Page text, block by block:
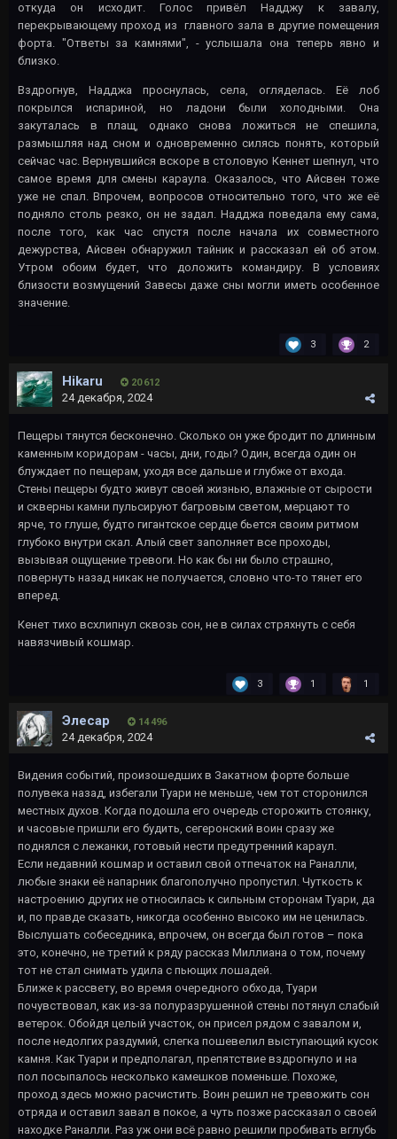
откуда он исходит. Голос привёл Надджу к завалу,
перекрывающему проход из главного зала в другие помещения
форта. "Ответы за камнями", - услышала она теперь явно и
близко.
Вздрогнув, Надджа проснулась, села, огляделась. Её лоб
покрылся испариной, но ладони были холодными. Она
закуталась в плащ, однако снова ложиться не спешила,
размышляя над сном и одновременно силясь понять, который
сейчас час. Вернувшийся вскоре в столовую Кеннет шепнул, что
самое время для смены караула. Оказалось, что Айсвен тоже
уже не спал. Впрочем, вопросов относительно того, что же её
подняло столь резко, он не задал. Надджа поведала ему сама,
после того, как час спустя после начала их совместного
дежурства, Айсвен обнаружил тайник и рассказал ей об этом.
Утром обоим будет, что доложить командиру. В условиях
близости возмущений Завесы даже сны могли иметь особенное
значение.
3 2
Hikaru 20 612
24 декабря, 2024
Пещеры тянутся бесконечно. Сколько он уже бродит по длинным
каменным коридорам - часы, дни, годы? Один, всегда один он
блуждает по пещерам, уходя все дальше и глубже от входа.
Стены пещеры будто живут своей жизнью, влажные от сырости
и скверны камни пульсируют багровым светом, мерцают то
ярче, то глуше, будто гигантское сердце бьется своим ритмом
глубоко внутри скал. Алый свет заполняет все проходы,
вызывая ощущение тревоги. Но как бы ни было страшно,
повернуть назад никак не получается, словно что-то тянет его
вперед.
Кенет тихо всхлипнул сквозь сон, не в силах стряхнуть с себя
навязчивый кошмар.
3 1 1
Элесар 14 496
24 декабря, 2024
Видения событий, произошедших в Закатном форте больше
полувека назад, избегали Туари не меньше, чем тот сторонился
местных духов. Когда подошла его очередь сторожить стоянку,
и часовые пришли его будить, сегеронский воин сразу же
поднялся с лежанки, готовый нести предутренний караул.
Если недавний кошмар и оставил свой отпечаток на Раналли,
любые знаки её напарник благополучно пропустил. Чуткость к
настроению других не относилась к сильным сторонам Туари, да
и, по правде сказать, никогда особенно высоко им не ценилась.
Выслушать собеседника, впрочем, он всегда был готов – пока
это, конечно, не третий к ряду рассказ Миллиана о том, почему
тот не стал снимать удила с пьющих лошадей.
Ближе к рассвету, во время очередного обхода, Туари
почувствовал, как из-за полуразрушенной стены потянул слабый
ветерок. Обойдя целый участок, он присел рядом с завалом и,
после недолгих раздумий, слегка пошевелил выступающий кусок
камня. Как Туари и предполагал, препятствие вздрогнуло и на
пол посыпалось несколько камешков поменьше. Похоже,
проход здесь можно расчистить. Воин решил не тревожить сон
отряда и оставил завал в покое, а чуть позже рассказал о своей
находке Раналли. Раз уж они всё равно решили пробивать вглубь